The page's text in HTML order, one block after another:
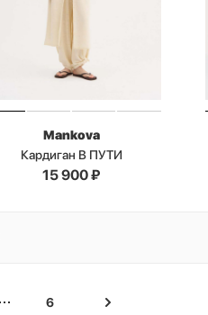
Mankova
Кардиган В ПУТИ
15 900₽
6